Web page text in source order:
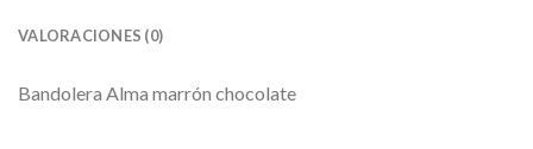
VALORACIONES (0)
Bandolera Alma marrón chocolate